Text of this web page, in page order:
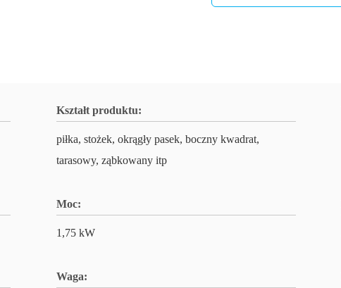
Kształt produktu:
piłka, stożek, okrągły pasek, boczny kwadrat,
tarasowy, ząbkowany itp
Moc:
1,75 kW
Waga: